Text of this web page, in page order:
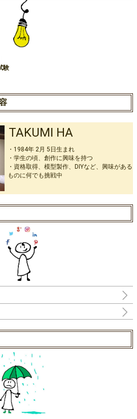
TAKUMI HA
・1984年 2月 5日生まれ
・学生の頃、創作に興味を持つ
・資格取得、模型製作、DIYなど、興味がある
ものに何でも挑戦中